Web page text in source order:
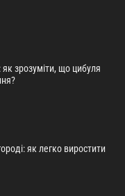
зрозуміти, що цибуля
як легко виростити